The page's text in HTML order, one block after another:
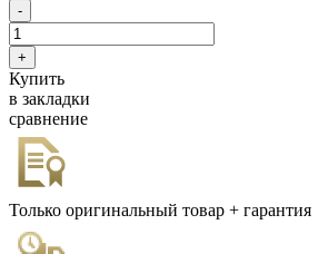
Купить
в закладки
сравнение
Только оригинальный товар + гарантия